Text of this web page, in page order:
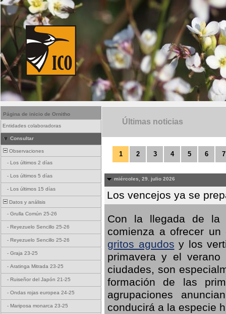
Página de inicio de Ornitho
Entidades colaboradoras
Consultar
Observaciones
- Los últimos 2 días
- Los últimos 5 días
- Los últimos 15 días
Datos y análisis
- Grulla Común 25-26
- Reyezuelo Sencillo 25-26
- Reyezuelo Sencillo 25-26
- Graja 23-25
- Aratinga Mitrada 23-25
- Ruiseñor del Japón 21-25
- Ondas rojas europea 24-25
- Mariposa monarca 23-25
Últimas noticias
1 2 3 4 5 6 7
miércoles, 29. julio 2026
Los vencejos ya se
Con la llegada de la
comienza a ofrecer un
gritos agudos y los
primavera y el
ciudades, son
formación de las
agrupaciones
conducirá a la especie